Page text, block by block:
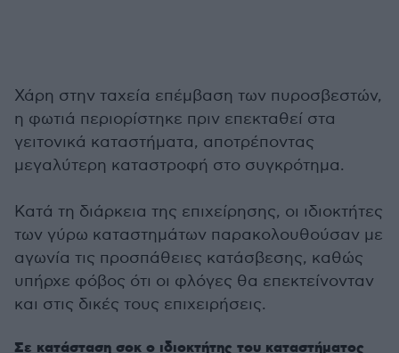
Χάρη στην ταχεία επέμβαση των πυροσβεστών,
η φωτιά περιορίστηκε πριν επεκταθεί στα
γειτονικά καταστήματα, αποτρέποντας
μεγαλύτερη καταστροφή στο συγκρότημα.
Κατά τη διάρκεια της επιχείρησης, οι ιδιοκτήτες
των γύρω καταστημάτων παρακολουθούσαν με
αγωνία τις προσπάθειες κατάσβεσης, καθώς
υπήρχε φόβος ότι οι φλόγες θα επεκτείνονταν
και στις δικές τους επιχειρήσεις.
Σε κατάσταση σοκ ο ιδιοκτήτης του καταστήματος